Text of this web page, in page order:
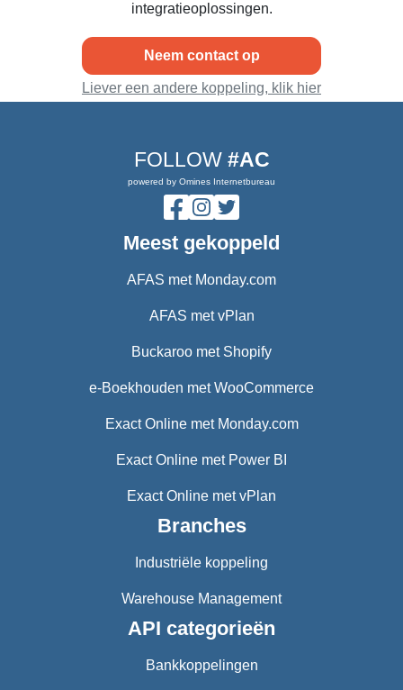
integratieoplossingen.
Neem contact op
Liever een andere koppeling, klik hier
FOLLOW #AC
powered by Omines Internetbureau
Meest gekoppeld
AFAS met Monday.com
AFAS met vPlan
Buckaroo met Shopify
e-Boekhouden met WooCommerce
Exact Online met Monday.com
Exact Online met Power BI
Exact Online met vPlan
Branches
Industriële koppeling
Warehouse Management
API categorieën
Bankkoppelingen